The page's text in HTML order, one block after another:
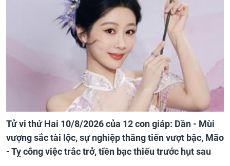
Tử vi thứ Hai 10/8/2026 của 12 con giáp: Dần - Mùi
vượng sắc tài lộc, sự nghiệp thăng tiến vượt bậc, Mão
- Tỵ công việc trắc trở, tiền bạc thiếu trước hụt sau